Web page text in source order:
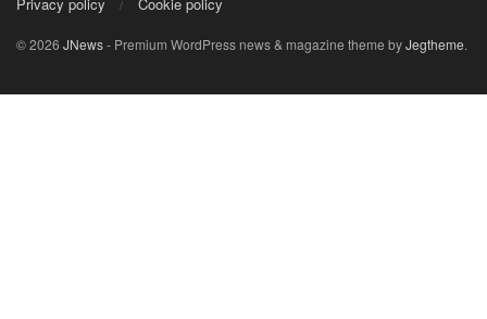
© 2026 JNews- Premium WordPress news & magazine theme byJegtheme.